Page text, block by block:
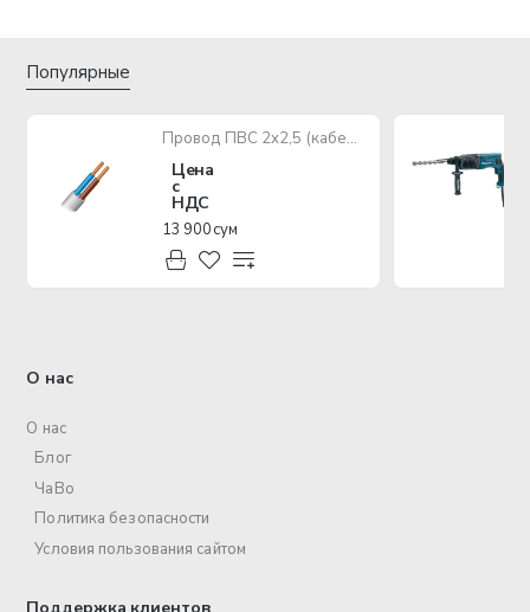
Популярные
Провод ПВС 2х2,5 (кабель медный многожильный)
Цена
с
НДС
13 900 сум
О нас
О нас
Блог
ЧаВо
Политика безопасности
Условия пользования сайтом